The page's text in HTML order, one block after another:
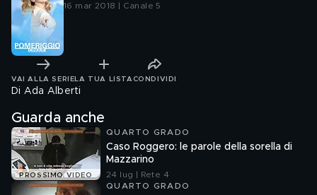
16 mar 2018 | Canale 5
VAI ALLA SERIE LA TUA LISTA CONDIVIDI
Di Ada Alberti
Guarda anche
PROSSIMO VIDEO
QUARTO GRADO
Caso Roggero: le parole della sorella di
Mazzarino
24 lug | Rete 4
QUARTO GRADO